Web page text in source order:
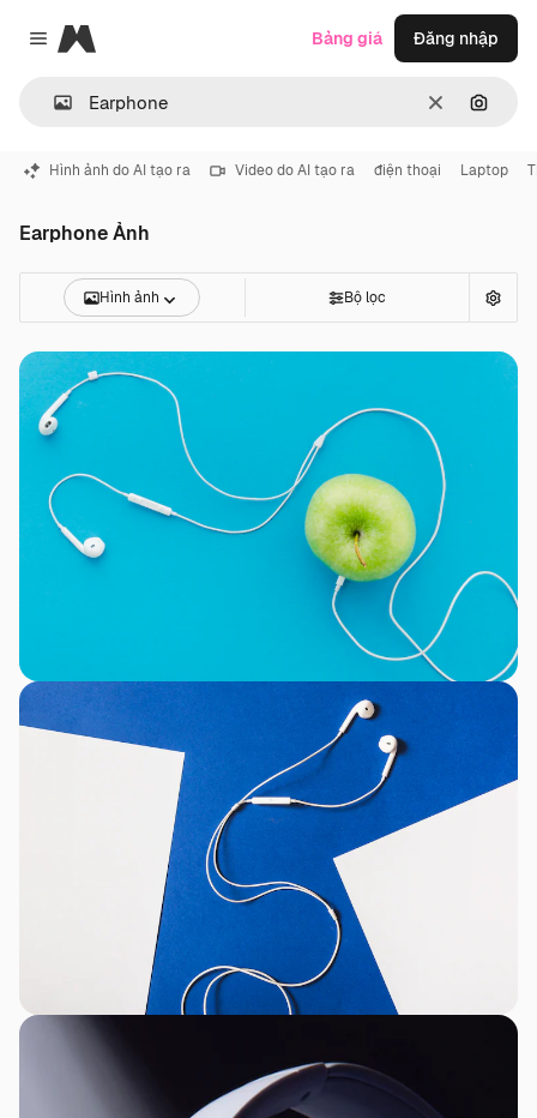
Close menu
Magnific
ThôngTìm
Bảng giá Đăng nhập
Hình ảnh do AI tạo ra Video do AI tạo ra điện thoại Laptop
Earphone Ảnh
Hình ảnh Bộ lọc